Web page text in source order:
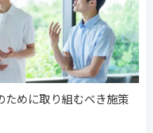
めに取り組むべき施策